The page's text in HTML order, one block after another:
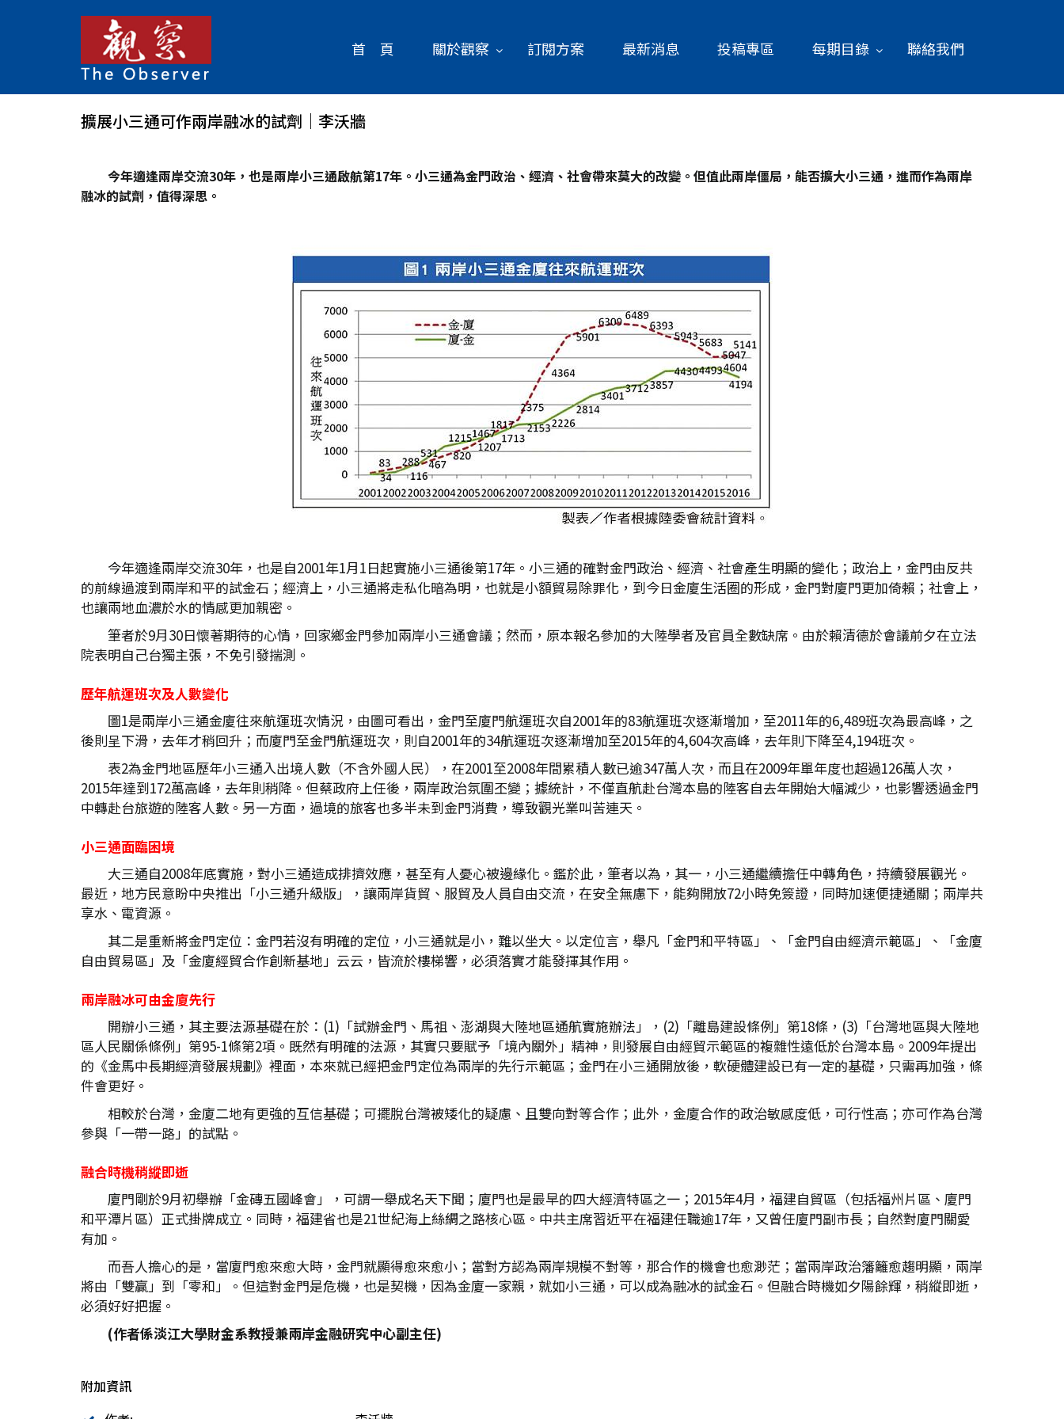
首 頁 關於觀察 訂閱方案 最新消息 投稿專區 每期目錄 聯絡我們
擴展小三通可作兩岸融冰的試劑｜李沃牆
今年適逢兩岸交流30年，也是兩岸小三通啟航第17年。小三通為金門政治、經濟、社會帶來莫大的改變。但值此兩岸僵局，能否擴大小三通，進而作為兩岸
融冰的試劑，值得深思。
今年適逢兩岸交流30年，也是自2001年1月1日起實施小三通後第17年。小三通的確對金門政治、經濟、社會產生明顯的變化；政治上，金門由反共
的前線過渡到兩岸和平的試金石；經濟上，小三通將走私化暗為明，也就是小額貿易除罪化，到今日金廈生活圈的形成，金門對廈門更加倚賴；社會上，
也讓兩地血濃於水的情感更加親密。
筆者於9月30日懷著期待的心情，回家鄉金門參加兩岸小三通會議；然而，原本報名參加的大陸學者及官員全數缺席。由於賴清德於會議前夕在立法
院表明自己台獨主張，不免引發揣測。
歷年航運班次及人數變化
圖1是兩岸小三通金廈往來航運班次情況，由圖可看出，金門至廈門航運班次自2001年的83航運班次逐漸增加，至2011年的6,489班次為最高峰，之
後則呈下滑，去年才稍回升；而廈門至金門航運班次，則自2001年的34航運班次逐漸增加至2015年的4,604次高峰，去年則下降至4,194班次。
表2為金門地區歷年小三通入出境人數（不含外國人民），在2001至2008年間累積人數已逾347萬人次，而且在2009年單年度也超過126萬人次，
2015年達到172萬高峰，去年則稍降。但蔡政府上任後，兩岸政治氛圍丕變；據統計，不僅直航赴台灣本島的陸客自去年開始大幅減少，也影響透過金門
中轉赴台旅遊的陸客人數。另一方面，過境的旅客也多半未到金門消費，導致觀光業叫苦連天。
小三通面臨困境
大三通自2008年底實施，對小三通造成排擠效應，甚至有人憂心被邊緣化。鑑於此，筆者以為，其一，小三通繼續擔任中轉角色，持續發展觀光。
最近，地方民意盼中央推出「小三通升級版」，讓兩岸貨貿、服貿及人員自由交流，在安全無慮下，能夠開放72小時免簽證，同時加速便捷通關；兩岸共
享水、電資源。
其二是重新將金門定位：金門若沒有明確的定位，小三通就是小，難以坐大。以定位言，舉凡「金門和平特區」、「金門自由經濟示範區」、「金廈
自由貿易區」及「金廈經貿合作創新基地」云云，皆流於樓梯響，必須落實才能發揮其作用。
兩岸融冰可由金廈先行
開辦小三通，其主要法源基礎在於：(1)「試辦金門、馬祖、澎湖與大陸地區通航實施辦法」，(2)「離島建設條例」第18條，(3)「台灣地區與大陸地
區人民關係條例」第95-1條第2項。既然有明確的法源，其實只要賦予「境內關外」精神，則發展自由經貿示範區的複雜性遠低於台灣本島。2009年提出
的《金馬中長期經濟發展規劃》裡面，本來就已經把金門定位為兩岸的先行示範區；金門在小三通開放後，軟硬體建設已有一定的基礎，只需再加強，條
件會更好。
相較於台灣，金廈二地有更強的互信基礎；可擺脫台灣被矮化的疑慮、且雙向對等合作；此外，金廈合作的政治敏感度低，可行性高；亦可作為台灣
參與「一帶一路」的試點。
融合時機稍縱即逝
廈門剛於9月初舉辦「金磚五國峰會」，可謂一舉成名天下聞；廈門也是最早的四大經濟特區之一；2015年4月，福建自貿區（包括福州片區、廈門
和平潭片區）正式掛牌成立。同時，福建省也是21世紀海上絲綢之路核心區。中共主席習近平在福建任職逾17年，又曾任廈門副市長；自然對廈門關愛
有加。
而吾人擔心的是，當廈門愈來愈大時，金門就顯得愈來愈小；當對方認為兩岸規模不對等，那合作的機會也愈渺茫；當兩岸政治籓籬愈趨明顯，兩岸
將由「雙贏」到「零和」。但這對金門是危機，也是契機，因為金廈一家親，就如小三通，可以成為融冰的試金石。但融合時機如夕陽餘輝，稍縱即逝，
必須好好把握。
(作者係淡江大學財金系教授兼兩岸金融研究中心副主任)
附加資訊